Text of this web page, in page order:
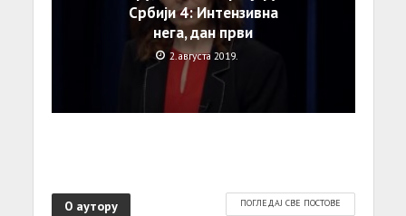
Србији 4: Интензивна
нега, дан први
2. августа 2019.
О аутору ПОГЛЕДАЈ СВЕ ПОСТОВЕ